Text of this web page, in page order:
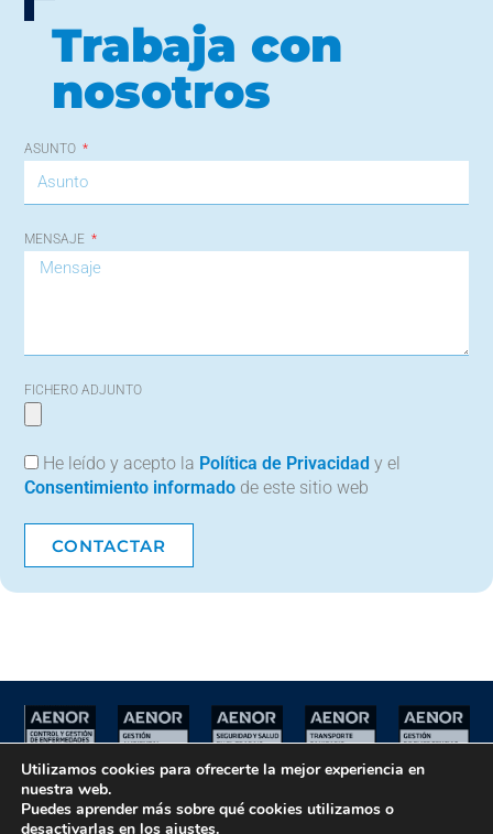
Trabaja con
nosotros
ASUNTO
MENSAJE
FICHERO ADJUNTO
He leído y acepto la Política de Privacidad y el
Consentimiento informado de este sitio web
CONTACTAR
Aviso Legal•Política de Privacidad•Política de Cookies
Utilizamos cookies para ofrecerte la mejor experiencia en
nuestra web.
Puedes aprender más sobre qué cookies utilizamos o
desactivarlas en los ajustes.